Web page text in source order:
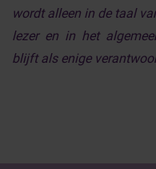
wordt alleen in de taal
lezer en in het
blijft als enige